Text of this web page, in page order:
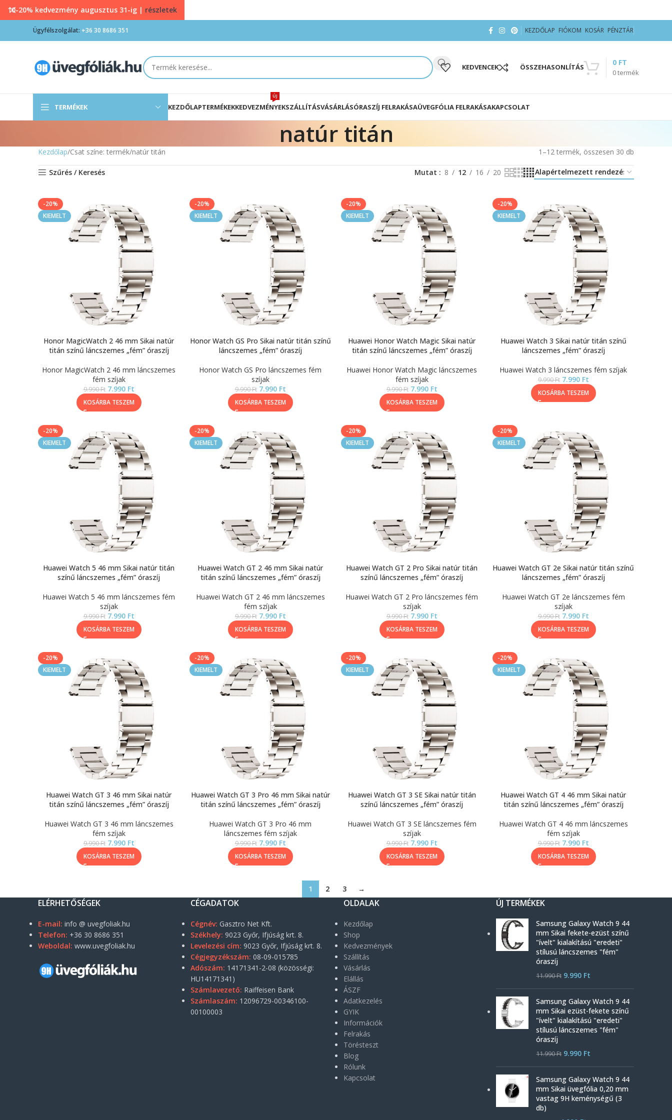
Ügyfélszolgálat: +36 30 8686 351 KEZDŐLAP FIÓKOM KOSÁR PÉNZTÁR
KEDVENCEK ÖSSZEHASONLÍTÁS
0termék
0 FT
TERMÉKEK KEZDŐLAPTERMÉKEKKEDVEZMÉNYEK
ÚJ
SZÁLLÍTÁSVÁSÁRLÁSÓRASZÍJ FELRAKÁSAÜVEGFÓLIA FELRAKÁSAKAPCSOLAT
natúr titán
Kezdőlap Csat színe: termék natúr titán 1–12 termék, összesen 30 db
Szűrés / Keresés Mutat 8 12 16 20
-20%
KIEMELT
Honor MagicWatch 2 46 mm Sikai natúr
titán színű láncszemes „fém” óraszíj
Honor MagicWatch 2 46 mm láncszemes
fém szíjak
9.990Ft 7.990 Ft
KOSÁRBA TESZEM
-20%
KIEMELT
Honor Watch GS Pro Sikai natúr titán színű
láncszemes „fém” óraszíj
Honor Watch GS Pro láncszemes fém
szíjak
9.990Ft 7.990 Ft
KOSÁRBA TESZEM
-20%
KIEMELT
Huawei Honor Watch Magic Sikai natúr
titán színű láncszemes „fém” óraszíj
Huawei Honor Watch Magic láncszemes
fém szíjak
9.990Ft 7.990 Ft
KOSÁRBA TESZEM
-20%
KIEMELT
Huawei Watch 3 Sikai natúr titán színű
láncszemes „fém” óraszíj
Huawei Watch 3 láncszemes fém szíjak
9.990Ft 7.990 Ft
KOSÁRBA TESZEM
-20%
KIEMELT
Huawei Watch 5 46 mm Sikai natúr titán
színű láncszemes „fém” óraszíj
Huawei Watch 5 46 mm láncszemes fém
szíjak
9.990Ft 7.990 Ft
KOSÁRBA TESZEM
-20%
KIEMELT
Huawei Watch GT 2 46 mm Sikai natúr
titán színű láncszemes „fém” óraszíj
Huawei Watch GT 2 46 mm láncszemes
fém szíjak
9.990Ft 7.990 Ft
KOSÁRBA TESZEM
-20%
KIEMELT
Huawei Watch GT 2 Pro Sikai natúr titán
színű láncszemes „fém” óraszíj
Huawei Watch GT 2 Pro láncszemes fém
szíjak
9.990Ft 7.990 Ft
KOSÁRBA TESZEM
-20%
KIEMELT
Huawei Watch GT 2e Sikai natúr titán színű
láncszemes „fém” óraszíj
Huawei Watch GT 2e láncszemes fém
szíjak
9.990Ft 7.990 Ft
KOSÁRBA TESZEM
-20%
KIEMELT
Huawei Watch GT 3 46 mm Sikai natúr
titán színű láncszemes „fém” óraszíj
Huawei Watch GT 3 46 mm láncszemes
fém szíjak
9.990Ft 7.990 Ft
KOSÁRBA TESZEM
-20%
KIEMELT
Huawei Watch GT 3 Pro 46 mm Sikai natúr
titán színű láncszemes „fém” óraszíj
Huawei Watch GT 3 Pro 46 mm
láncszemes fém szíjak
9.990Ft 7.990 Ft
KOSÁRBA TESZEM
-20%
KIEMELT
Huawei Watch GT 3 SE Sikai natúr titán
színű láncszemes „fém” óraszíj
Huawei Watch GT 3 SE láncszemes fém
szíjak
9.990Ft 7.990 Ft
KOSÁRBA TESZEM
-20%
KIEMELT
Huawei Watch GT 4 46 mm Sikai natúr
titán színű láncszemes „fém” óraszíj
Huawei Watch GT 4 46 mm láncszemes
fém szíjak
9.990Ft 7.990 Ft
KOSÁRBA TESZEM
1 2 3 →
ELÉRHETŐSÉGEK
E-mail: info @ uvegfoliak.hu
Telefon: +36 30 8686 351
Weboldal: www.uvegfoliak.hu
CÉGADATOK
Cégnév: Gasztro Net Kft.
Székhely: 9023 Győr, Ifjúság krt. 8.
Levelezési cím: 9023 Győr, Ifjúság krt. 8.
Cégjegyzékszám: 08-09-015785
Adószám: 14171341-2-08 (közösségi:
HU14171341)
Számlavezető: Raiffeisen Bank
Számlaszám: 12096729-00346100-
00100003
OLDALAK
Kezdőlap
Shop
Kedvezmények
Szállítás
Vásárlás
Elállás
ÁSZF
Adatkezelés
GYIK
Információk
Felrakás
Törésteszt
Blog
Rólunk
Kapcsolat
ÚJ TERMÉKEK
Samsung Galaxy Watch 9 44
mm Sikai fekete-ezüst színű
"ívelt" kialakítású "eredeti"
stílusú láncszemes "fém"
óraszíj
11.990Ft 9.990 Ft
Samsung Galaxy Watch 9 44
mm Sikai ezüst-fekete színű
"ívelt" kialakítású "eredeti"
stílusú láncszemes "fém"
óraszíj
11.990Ft 9.990 Ft
Samsung Galaxy Watch 9 44
mm Sikai üvegfólia 0,20 mm
vastag 9H keménységű (3
db)
10-20% kedvezmény augusztus 31-ig | részletek